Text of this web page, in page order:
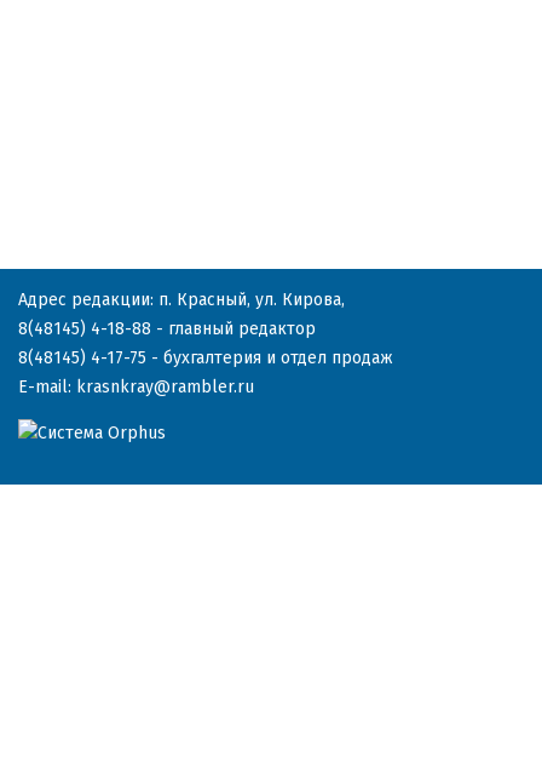
Адрес редакции: п. Красный, ул. Кирова,
8(48145) 4-18-88 - главный редактор
8(48145) 4-17-75 - бухгалтерия и отдел продаж
E-mail: krasnkray@rambler.ru